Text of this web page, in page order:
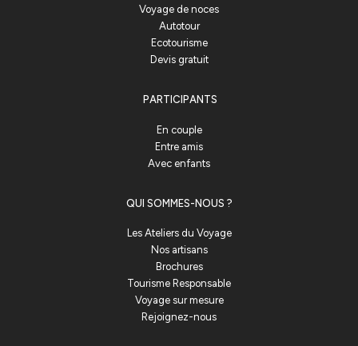
Voyage de noces
Autotour
Ecotourisme
Devis gratuit
PARTICIPANTS
En couple
Entre amis
Avec enfants
QUI SOMMES-NOUS ?
Les Ateliers du Voyage
Nos artisans
Brochures
Tourisme Responsable
Voyage sur mesure
Rejoignez-nous